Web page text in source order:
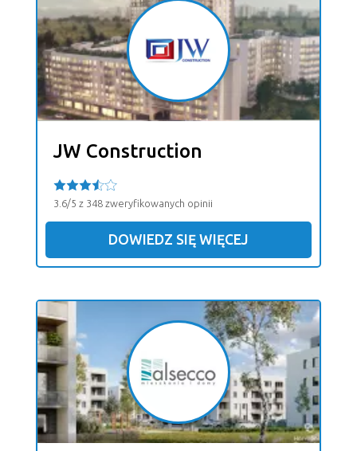
JW Construction
3.6/5 z 348 zweryfikowanych opinii
DOWIEDZ SIĘ WIĘCEJ